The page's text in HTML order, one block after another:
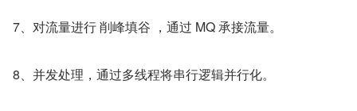
7、对流量进行 削峰填谷 ，通过 MQ 承接流量。
8、并发处理，通过多线程将串行逻辑并行化。